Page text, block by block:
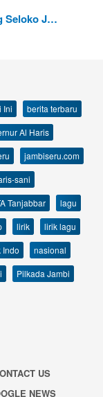
Seloko J…
Ini
berita terbaru
Al Haris
jambiseru.com
sani
Tanjabbar
lagu
lirik
lirik lagu
Indo
nasional
Pilkada Jambi
US
NEWS